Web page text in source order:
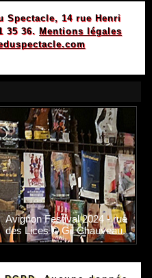
Spectacle, 14 rue Henri
35 36. Mentions légales
Avignon Festival 2024 - rue
des Lices © Gil Chauveau.